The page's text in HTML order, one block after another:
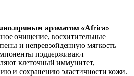
пряным ароматом «Africa»
очищение, восхитительные
и непревзойденную мягкость
поддерживают
клеточный иммунитет,
и сохранению эластичности кожи.